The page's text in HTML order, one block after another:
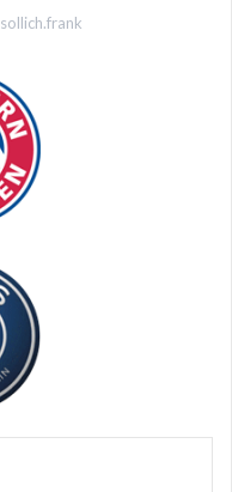
sollich.frank